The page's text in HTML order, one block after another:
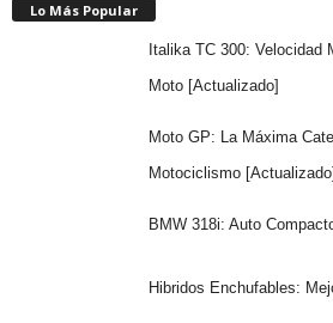
Lo Más Popular
Italika TC 300: Velocidad
Moto [Actualizado]
Moto GP: La Máxima
Motociclismo
BMW 318i: Auto
Hibridos Enchufables: